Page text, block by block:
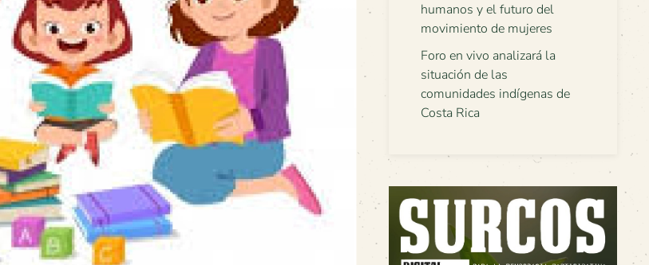
humanos y el futuro del
movimiento de mujeres
Foro en vivo analizará la
situación de las
comunidades indígenas de
Costa Rica